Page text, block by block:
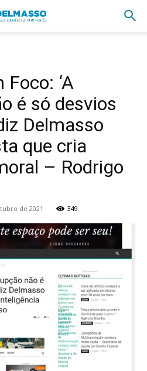
‘A
é só desvios
Delmasso
que cria
– Rodrigo
de 2021 349